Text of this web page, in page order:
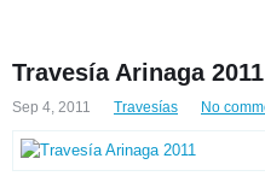
Travesía Arinaga
Sep 4, 2011 Travesías No